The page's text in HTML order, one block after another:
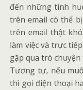
đến những tình
trên email có thể
trên email thật
làm việc và trực
gặp qua trò
Tương tự, nếu
thì gọi điện thoại